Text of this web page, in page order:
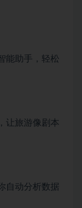
能助手，轻松
让旅游像剧本
自动分析数据